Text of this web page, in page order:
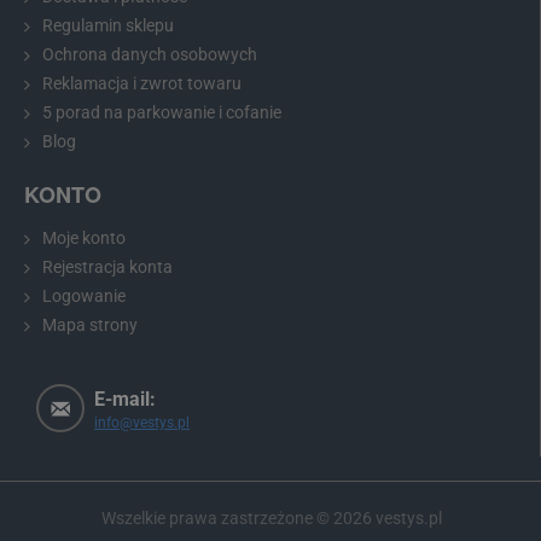
Rekomendacja:
światła nad tablicą rejestracyjną i porównać je z wybranym
modelem.
klasy R
Kamera cofania do Mercedes-Benz ML, GL i klasy R
pasuje na miejsce oświetlenia nad tablicą rejestracyjną. Montaż
pełnowartościowego oświetlenia tablicy rejestracyjnej.
zaledwie 6 mm, dzięki czemu można ją łatwo przełożyć do
Regulamin sklepu
Ochrona danych osobowych
Reklamacja i zwrot towaru
5 porad na parkowanie i cofanie
Blog
KONTO
Moje konto
Rejestracja konta
Logowanie
Mapa strony
E-mail:
info@vestys.pl
Wszelkie prawa zastrzeżone © 2026 vestys.pl